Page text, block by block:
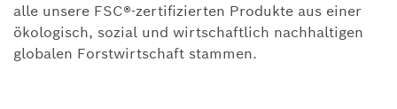
alle unsere FSC®-zertifizierten Produkte aus einer
ökologisch, sozial und wirtschaftlich nachhaltigen
globalen Forstwirtschaft stammen.